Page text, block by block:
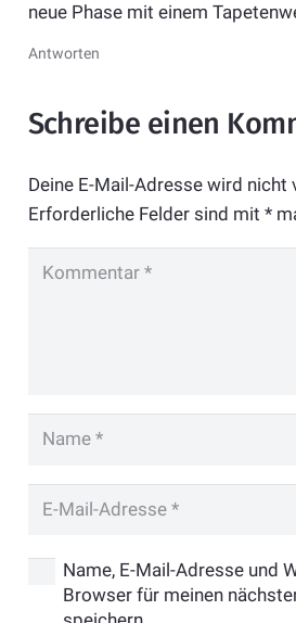
neue Phase mit einem
Antworten
Schreibe einen
Deine E-Mail-Adresse wird
Erforderliche Felder sind mit *
Name, E-Mail-Adresse und
Browser für meinen